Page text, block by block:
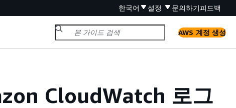
한국어 설정 문의하기피드백
AWS 계정 생성
CloudWatch 로그